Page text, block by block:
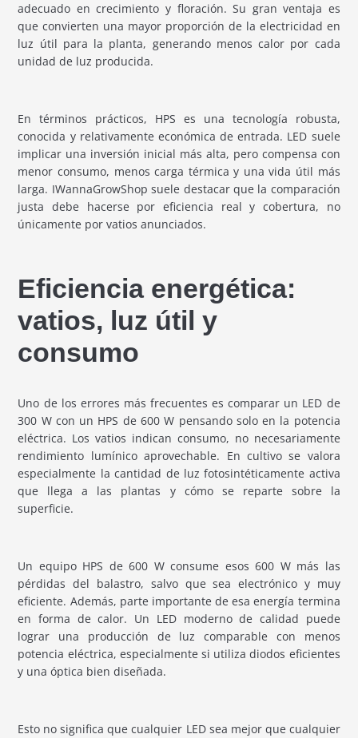
adecuado en crecimiento y floración. Su gran ventaja es
que convierten una mayor proporción de la electricidad en
luz útil para la planta, generando menos calor por cada
unidad de luz producida.
En términos prácticos, HPS es una tecnología robusta,
conocida y relativamente económica de entrada. LED suele
implicar una inversión inicial más alta, pero compensa con
menor consumo, menos carga térmica y una vida útil más
larga. IWannaGrowShop suele destacar que la comparación
justa debe hacerse por eficiencia real y cobertura, no
únicamente por vatios anunciados.
Eficiencia energética:
vatios, luz útil y
consumo
Uno de los errores más frecuentes es comparar un LED de
300 W con un HPS de 600 W pensando solo en la potencia
eléctrica. Los vatios indican consumo, no necesariamente
rendimiento lumínico aprovechable. En cultivo se valora
especialmente la cantidad de luz fotosintéticamente activa
que llega a las plantas y cómo se reparte sobre la
superficie.
Un equipo HPS de 600 W consume esos 600 W más las
pérdidas del balastro, salvo que sea electrónico y muy
eficiente. Además, parte importante de esa energía termina
en forma de calor. Un LED moderno de calidad puede
lograr una producción de luz comparable con menos
potencia eléctrica, especialmente si utiliza diodos eficientes
y una óptica bien diseñada.
Esto no significa que cualquier LED sea mejor que cualquier